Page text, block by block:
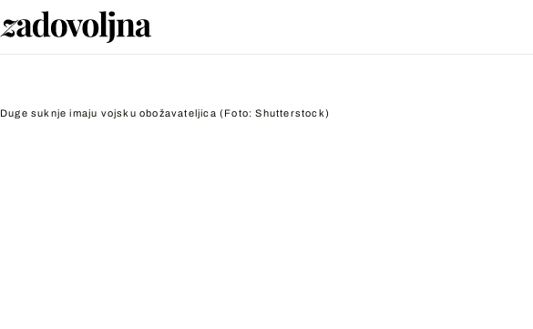
Duge suknje imaju vojsku obožavateljica (Foto: Shutterstock)